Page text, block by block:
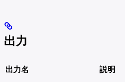
出力
出力名 説明